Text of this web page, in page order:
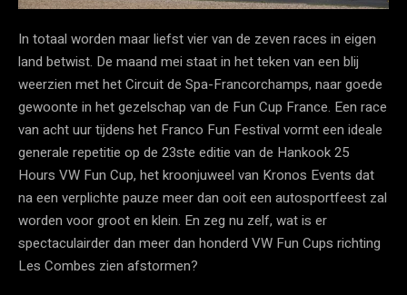
In totaal worden maar liefst vier van de zeven races in eigen
land betwist. De maand mei staat in het teken van een blij
weerzien met het Circuit de Spa-Francorchamps, naar goede
gewoonte in het gezelschap van de Fun Cup France. Een race
van acht uur tijdens het Franco Fun Festival vormt een ideale
generale repetitie op de 23ste editie van de Hankook 25
Hours VW Fun Cup, het kroonjuweel van Kronos Events dat
na een verplichte pauze meer dan ooit een autosportfeest zal
worden voor groot en klein. En zeg nu zelf, wat is er
spectaculairder dan meer dan honderd VW Fun Cups richting
Les Combes zien afstormen?